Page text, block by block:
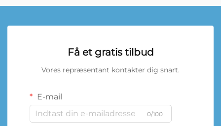
Få et gratis tilbud
Vores repræsentant kontakter dig snart.
E-mail
0/100